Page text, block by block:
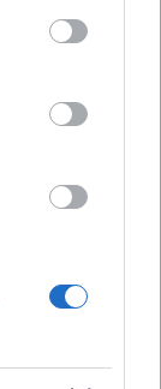
may click to
tags to
Google